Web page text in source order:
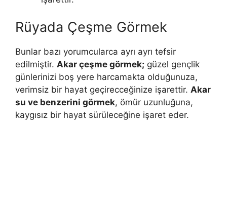
Rüyada Çeşme Görmek
Bunlar bazı yorumcularca ayrı ayrı tefsir
edilmiştir. Akar çeşme görmek; güzel gençlik
günlerinizi boş yere harcamakta olduğunuza,
verimsiz bir hayat geçirecceğinize işarettir. Akar
su ve benzerini görmek, ömür uzunluğuna,
kaygısız bir hayat sürüleceğine işaret eder.